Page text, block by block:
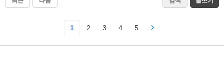
1 2 3 4 5